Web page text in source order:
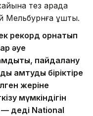
тез арада
Мельбурнға ұшты.
рекорд орнатып
әуе
пайдалану
қамтуды біріктіре
жеріне
мүмкіндігін
деді National